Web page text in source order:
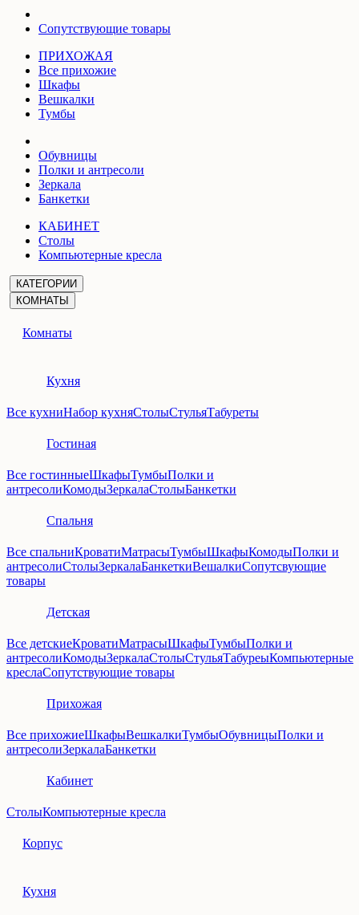
Сопутствующие товары
ПРИХОЖАЯ
Все прихожие
Шкафы
Вешкалки
Тумбы
Обувницы
Полки и антресоли
Зеркала
Банкетки
КАБИНЕТ
Столы
Компьютерные кресла
КАТЕГОРИИ
КОМНАТЫ
Комнаты
Кухня
Все кухниНабор кухняСтолыСтульяТабуреты
Гостиная
Все гостинныеШкафыТумбыПолки и
антресолиКомодыЗеркалаСтолыБанкетки
Спальня
Все спальниКроватиМатрасыТумбыШкафыКомодыПолки и
антресолиСтолыЗеркалаБанкеткиВешалкиСопутсвующие
товары
Детская
Все детскиеКроватиМатрасыШкафыТумбыПолки и
антресолиКомодыЗеркалаСтолыСтульяТабуреыКомпьютерные
креслаСопутствующие товары
Прихожая
Все прихожиеШкафыВешкалкиТумбыОбувницыПолки и
антресолиЗеркалаБанкетки
Кабинет
СтолыКомпьютерные кресла
Корпус
Кухня